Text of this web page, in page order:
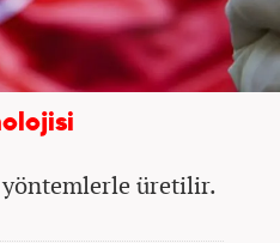
yöntemlerle üretilir.